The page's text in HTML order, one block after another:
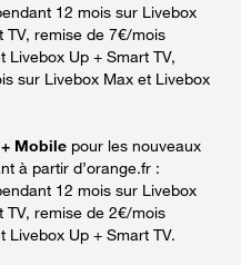
12 mois sur Livebox
TV, remise de 7€/mois
Livebox Up + Smart TV,
sur Livebox Max et Livebox
Mobile pour les nouveaux
à partir d’orange.fr :
12 mois sur Livebox
TV, remise de 2€/mois
Livebox Up + Smart TV.